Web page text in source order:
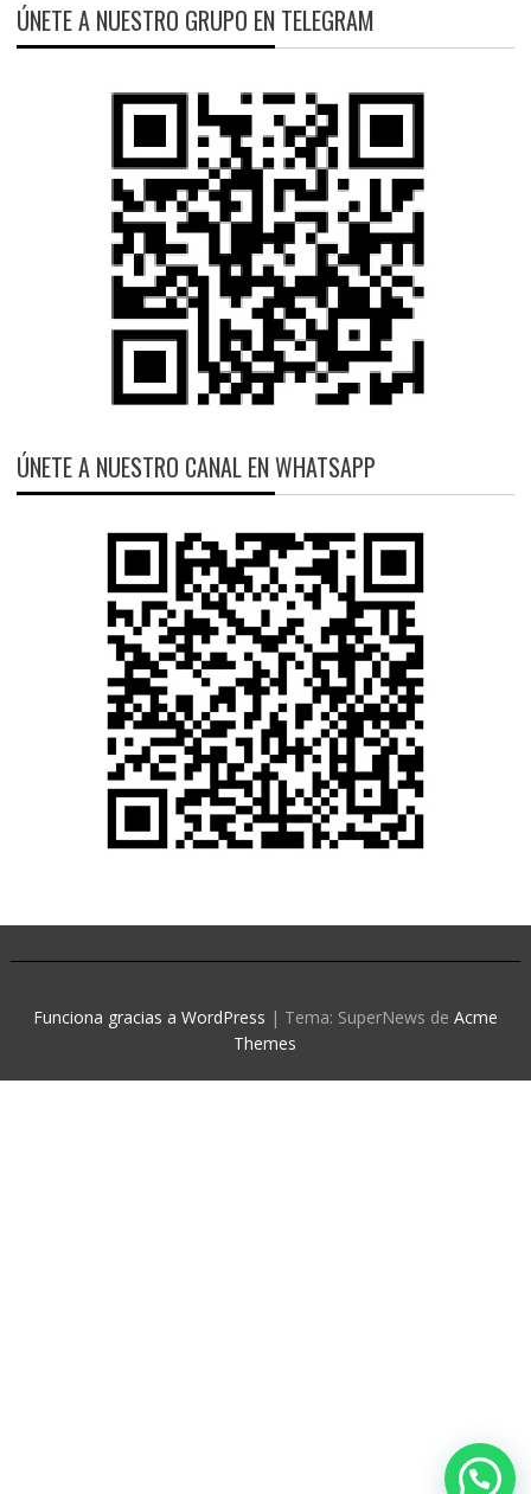
ÚNETE A NUESTRO GRUPO EN TELEGRAM
ÚNETE A NUESTRO CANAL EN WHATSAPP
Funciona gracias a WordPress | Tema: SuperNews de Acme
Themes